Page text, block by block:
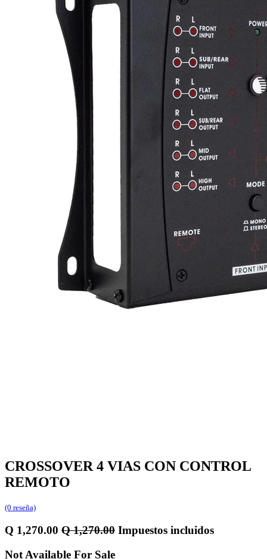
CROSSOVER 4 VIAS CON CONTROL
REMOTO
(0 reseña)
Q 1,270.00 Q1,270.00 Impuestos incluidos
Not Available For Sale